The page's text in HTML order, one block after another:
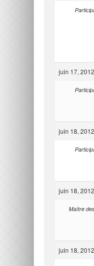
juin 17,
juin 18,
juin 18,
Maître
juin 18,